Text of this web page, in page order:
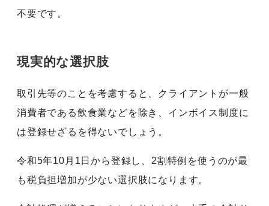
不要です。
現実的な選択肢
取引先等のことを考慮すると、クライアントが一般
消費者である飲食業などを除き、インボイス制度に
は登録せざるを得ないでしょう。
令和5年10月1日から登録し、2割特例を使うのが最
も税負担増加が少ない選択肢になります。